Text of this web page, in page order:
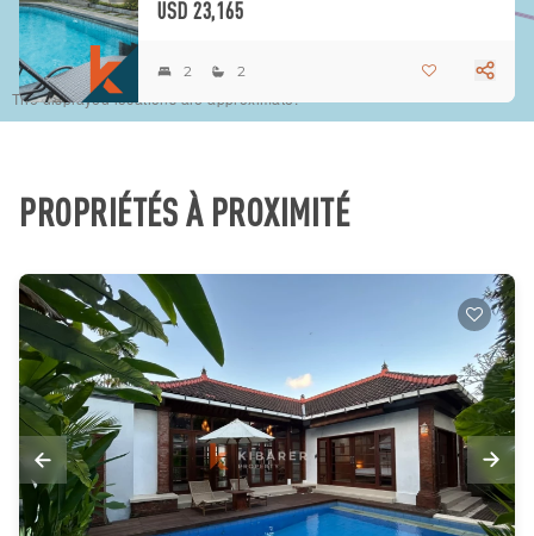
The displayed locations are approximate.
USD 23,165
2 2
PROPRIÉTÉS À PROXIMITÉ